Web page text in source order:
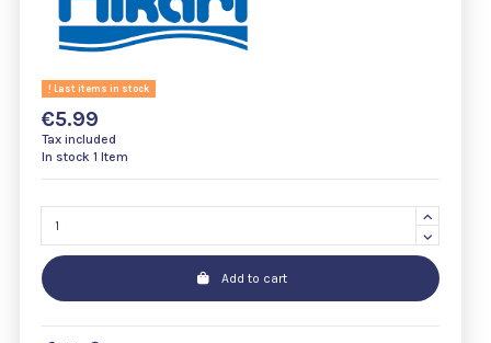
Last items in stock
€5.99
Tax included
In stock 1 Item
Add to cart